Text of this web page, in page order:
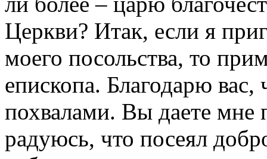
Церкви? Итак, если я
моего посольства, то
епископа. Благодарю
похвалами. Вы даете мне
радуюсь, что посеял